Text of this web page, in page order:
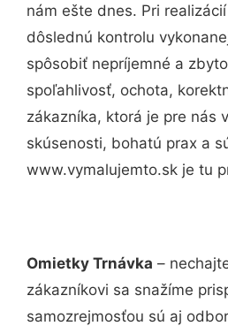
nám ešte dnes. Pri
dôslednú kontrolu
spôsobiť nepríjemné a
spoľahlivosť, ochota,
zákazníka, ktorá je pre nás
skúsenosti, bohatú prax a
www.vymalujemto.sk je tu
Omietky Trnávka –
zákazníkovi sa snažíme
samozrejmosťou sú aj